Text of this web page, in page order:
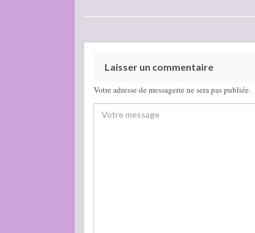
Laisser un commentaire
Votre adresse de messagerie ne sera pas publiée.